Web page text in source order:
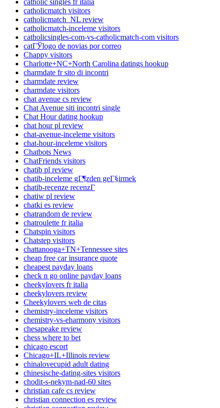
catholicmatch visitors
catholicmatch_NL review
catholicmatch-inceleme visitors
catholicsingles-com-vs-catholicmatch-com visitors
catГЎlogo de novias por correo
Chappy visitors
Charlotte+NC+North Carolina datings hookup
charmdate fr sito di incontri
charmdate review
charmdate visitors
chat avenue cs review
Chat Avenue siti incontri single
Chat Hour dating hookup
chat hour pl review
chat-avenue-inceleme visitors
chat-hour-inceleme visitors
Chatbots News
ChatFriends visitors
chatib pl review
chatib-inceleme gГ¶zden geГ§irmek
chatib-recenze recenzГ­
chatiw pl review
chatki es review
chatrandom de review
chatroulette fr italia
Chatspin visitors
Chatstep visitors
chattanooga+TN+Tennessee sites
cheap free car insurance quote
cheapest payday loans
check n go online payday loans
cheekylovers fr italia
cheekylovers review
Cheekylovers web de citas
chemistry-inceleme visitors
chemistry-vs-eharmony visitors
chesapeake review
chess where to bet
chicago escort
Chicago+IL+Illinois review
chinalovecupid adult dating
chinesische-dating-sites visitors
chodit-s-nekym-nad-60 sites
christian cafe cs review
christian connection es review